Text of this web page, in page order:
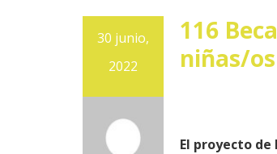
30 junio,
2022
116
niñas/
El proyecto de